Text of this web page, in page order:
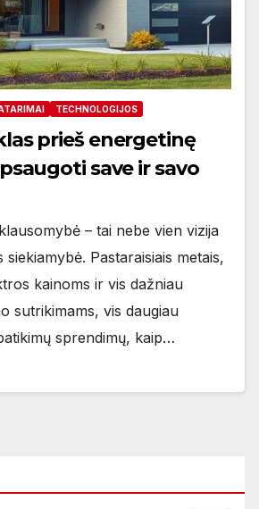
TECHNOLOGIJOS
prieš energetinę
save ir savo
– tai nebe vien vizija
Pastaraisiais metais,
kainoms ir vis dažniau
sutrikimams, vis daugiau
sprendimų, kaip…